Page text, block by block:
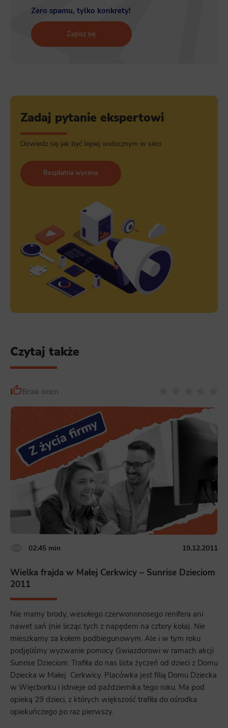
Zero spamu, tylko konkrety!
Zapisz się
Zadaj pytanie ekspertowi
Dowiedz się jak być lepiej widocznym w sieci
Bezpłatna wycena
Czytaj także
Brak ocen
02:45 min 19.12.2011
Wielka frajda w Małej Cerkwicy – Sunrise Dzieciom
2011
Nie mamy brody, wesołego czerwononosego renifera ani
nawet sań (nie licząc tych z napędem na cztery koła). Nie
mieszkamy za kołem podbiegunowym. Ale i w tym roku
podjęliśmy wyzwanie pomocy Gwiazdorowi w ramach akcji
Sunrise Dzieciom. Trafiła do nas lista życzeń od dzieci z Domu
Dziecka w Małej Cerkwicy. Placówka jest filią Domu Dziecka
w Więcborku i istnieje od października tego roku. Ma pod
opieką 29 dzieci, z których większość trafiła do ośrodka
opiekuńczego po raz pierwszy.